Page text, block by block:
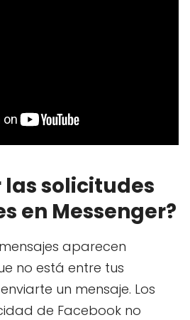
las solicitudes
en Messenger?
aparecen
no está entre tus
un mensaje. Los
de Facebook no